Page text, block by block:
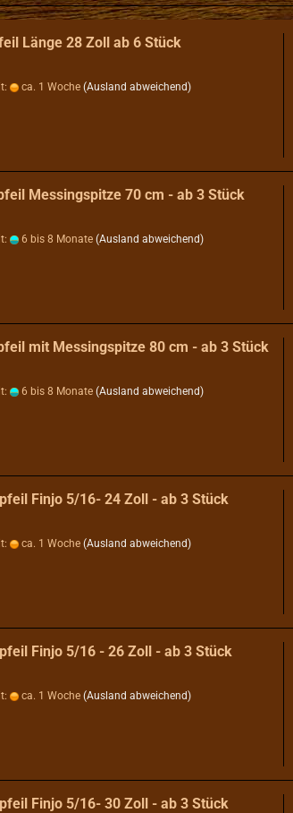
Länge 28 Zoll ab 6 Stück
ca. 1 Woche (Ausland abweichend)
Messingspitze 70 cm - ab 3 Stück
6 bis 8 Monate (Ausland abweichend)
mit Messingspitze 80 cm - ab 3 Stück
6 bis 8 Monate (Ausland abweichend)
Finjo 5/16- 24 Zoll - ab 3 Stück
ca. 1 Woche (Ausland abweichend)
Finjo 5/16 - 26 Zoll - ab 3 Stück
ca. 1 Woche (Ausland abweichend)
Finjo 5/16- 30 Zoll - ab 3 Stück